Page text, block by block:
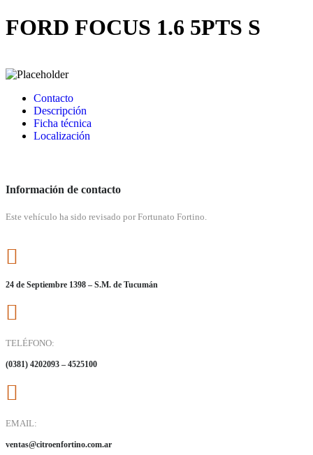
FORD FOCUS 1.6 5PTS S
Contacto
Descripción
Ficha técnica
Localización
Información de contacto
Este vehículo ha sido revisado por Fortunato Fortino.
24 de Septiembre 1398 – S.M. de Tucumán
TELÉFONO:
(0381) 4202093 – 4525100
EMAIL:
ventas@citroenfortino.com.ar